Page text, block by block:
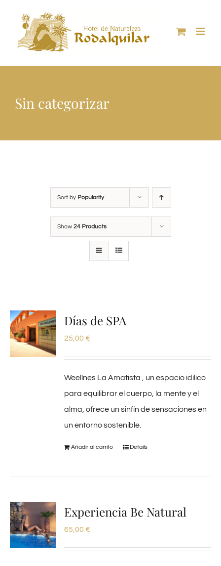
content
Sin categorizar
Sort by Popularity
Show 24 Products
Días de SPA
25,00 €
Weellnes La Amatista , un espacio idilico
para equilibrar el cuerpo, la mente y el
alma, ofrece un sinfín de sensaciones en
un entorno sostenible.
Añadir al carrito Details
Experiencia Be Natural
65,00 €